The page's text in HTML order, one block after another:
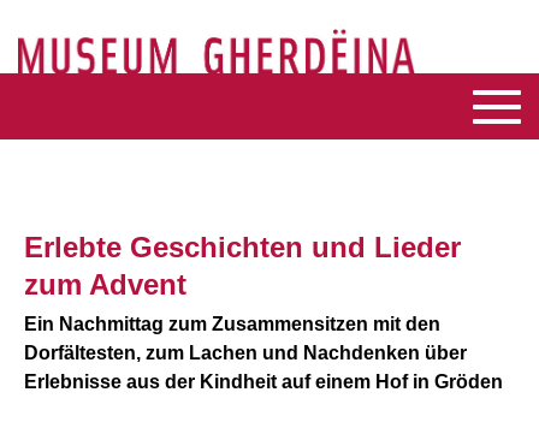
Erlebte Geschichten und Lieder
zum Advent
Ein Nachmittag zum Zusammensitzen mit den
Dorfältesten, zum Lachen und Nachdenken über
Erlebnisse aus der Kindheit auf einem Hof in Gröden